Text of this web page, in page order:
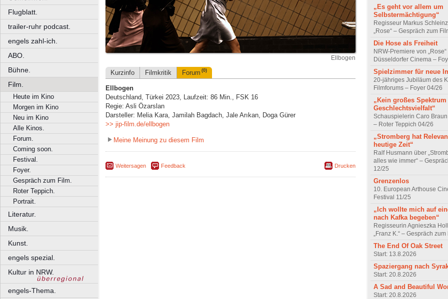
Flugblatt.
trailer-ruhr podcast.
engels zahl-ich.
ABO.
Bühne.
Film.
Heute im Kino
Morgen im Kino
Neu im Kino
Alle Kinos.
Forum.
Coming soon.
Festival.
Foyer.
Gespräch zum Film.
Roter Teppich.
Portrait.
Literatur.
Musik.
Kunst.
engels spezial.
Kultur in NRW.
engels-Thema.
Ellbogen
Kurzinfo Filmkritik Forum (0)
Ellbogen
Deutschland, Türkei 2023, Laufzeit: 86 Min., FSK 16
Regie: Asli Özarslan
Darsteller: Melia Kara, Jamilah Bagdach, Jale Arıkan, Doga Gürer
>> jip-film.de/ellbogen
Meine Meinung zu diesem Film
Weitersagen Feedback Drucken
„Es geht vor allem um
Selbstermächtigung“
Regisseur Markus
„Rose“ – Gespräch zum
Die Hose als Freiheit
NRW-Premiere von „Rose“
Düsseldorfer Cinema –
Spielzimmer für neue
20-jähriges Jubiläum des
Filmforums – Foyer 04/26
„Kein großes Spektrum
Geschlechtsvielfalt“
Schauspielerin Caro Braun
– Roter Teppich 04/26
„Stromberg hat
heutige Zeit“
Ralf Husmann über
alles wie immer“ –
12/25
Grenzenlos
10. European Arthouse
Festival 11/25
„Ich wollte mich auf
nach Kafka begeben“
Regisseurin Agnieszka
„Franz K.“ – Gespräch
The End Of Oak Street
Start: 13.8.2026
Spaziergang nach
Start: 20.8.2026
A Sad and Beautiful
Start: 20.8.2026